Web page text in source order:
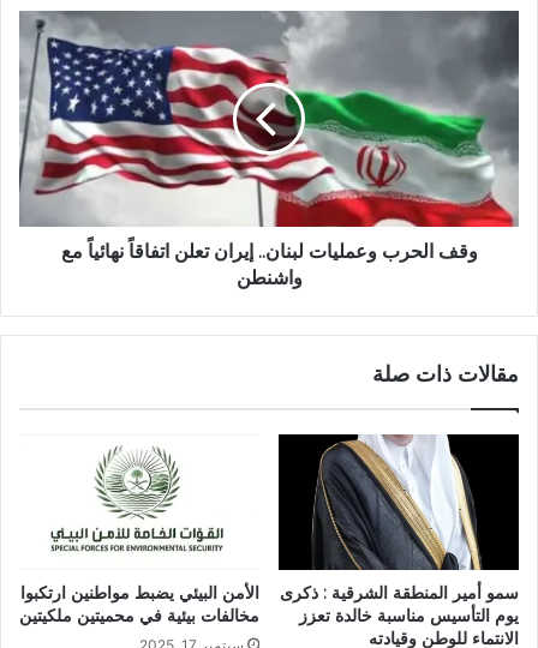
وقف الحرب وعمليات لبنان.. إيران تعلن اتفاقاً نهائياً مع
واشنطن
مقالات ذات صلة
سمو أمير المنطقة الشرقية : ذكرى
يوم التأسيس مناسبة خالدة تعزز
الانتماء للوطن وقيادته
الأمن البيئي يضبط مواطنين ارتكبوا
مخالفات بيئية في محميتين ملكيتين